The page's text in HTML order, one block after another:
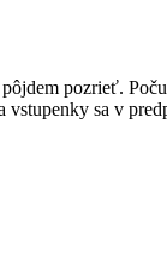
pozrieť.
sa v